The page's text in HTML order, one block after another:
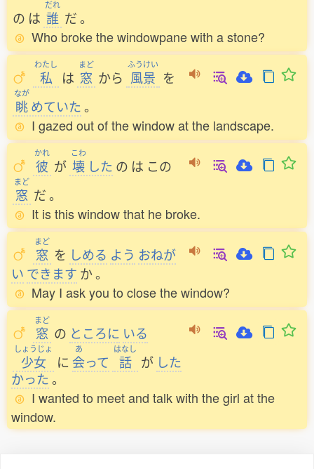
の は
だれ
誰 だ。
Who broke the windowpane with a stone?
わたし
私 は
まど
窓 から
ふうけい
風景 を
なが
眺めていた。
I gazed out of the window at the landscape.
かれ
彼 が
こわ
壊 した の は この
まど
窓 だ。
It is this window that he broke.
まど
窓 を しめる よう おねが
い できます か。
May I ask you to close the window?
まど
窓 の ところに いる
しょうじょ
少女 に
あ
会って
はなし
話 が した
かった。
I wanted to meet and talk with the girl at the
window.